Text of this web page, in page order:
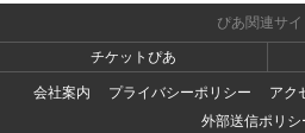
ぴあ関連サイ
チケットぴあ
会社案内
プライバシーポリシー
アク
外部送信ポリシ